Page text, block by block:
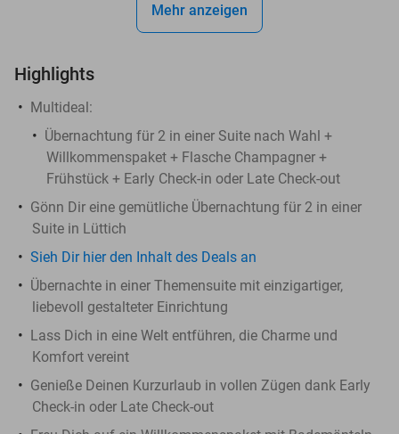
Mehr anzeigen
Highlights
Multideal:
Übernachtung für 2 in einer Suite nach Wahl +
Willkommenspaket + Flasche Champagner +
Frühstück + Early Check-in oder Late Check-out
Gönn Dir eine gemütliche Übernachtung für 2 in einer
Suite in Lüttich
Sieh Dir hier den Inhalt des Deals an
Übernachte in einer Themensuite mit einzigartiger,
liebevoll gestalteter Einrichtung
Lass Dich in eine Welt entführen, die Charme und
Komfort vereint
Genieße Deinen Kurzurlaub in vollen Zügen dank Early
Check-in oder Late Check-out